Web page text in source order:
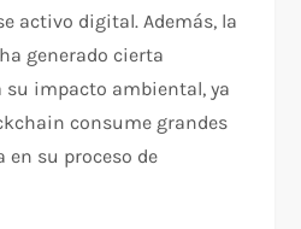
activo digital. Además, la
generado cierta
su impacto ambiental, ya
consume grandes
en su proceso de